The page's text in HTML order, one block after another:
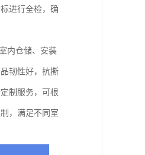
进行全检，确
内仓储、安装
韧性好，抗撕
制服务，可根
，满足不同室